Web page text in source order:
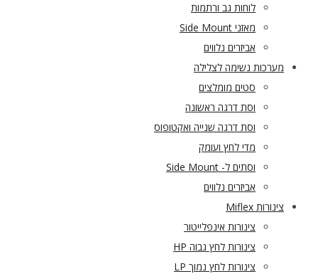
לוחות גב ורתמות
מאזני Side Mount
אביזרים נלווים
מערכות נשימה לצלילה
סטים מומלצים
וסת דרגה ראשונה
וסת דרגה שנייה ואקטופוס
מדי לחץ ועומק
וסתים ל- Side Mount
אביזרים נלווים
צינורות Miflex
צינורות אינפלייטור
צינורות לחץ גבוה HP
צינורות לחץ נמוך LP